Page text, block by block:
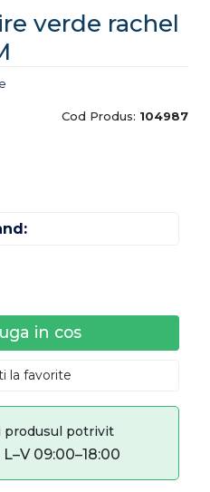
verde rachel
Cod Produs: 104987
in cos
la favorite
produsul potrivit
L–V 09:00–18:00